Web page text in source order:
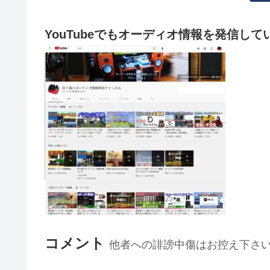
YouTubeでもオーディオ情報を発信して
コメント 他者への誹謗中傷はお控え下さ